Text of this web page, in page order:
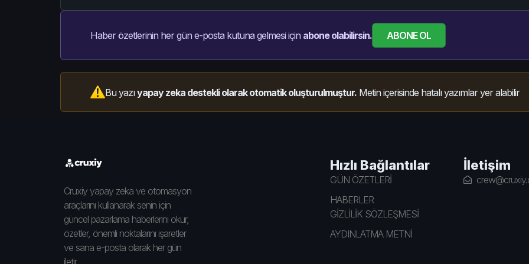
Haber özetlerinin her gün e-posta kutuna gelmesi için abone olabilirsin. ABONE OL
Bu yazıyapay zeka destekli olarak otomatik oluşturulmuştur. Metin içerisinde hatalı yazımlar yer alabilir
Cruxiy yapay zeka ve otomasyon
araçlarını kullanarak senin için
güncel pazarlama haberlerini okur,
özetler, önemli noktalarını işaretler
ve sana e-posta olarak her gün
Hızlı Bağlantılar
GÜN ÖZETLERİ
HABERLER
GİZLİLİK SÖZLEŞMESİ
AYDINLATMA METNİ
İletişim